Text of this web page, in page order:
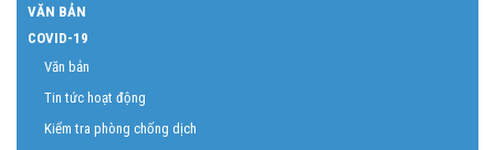
VĂN BẢN
COVID-19
Văn bản
Tin tức hoạt động
Kiểm tra phòng chống dịch